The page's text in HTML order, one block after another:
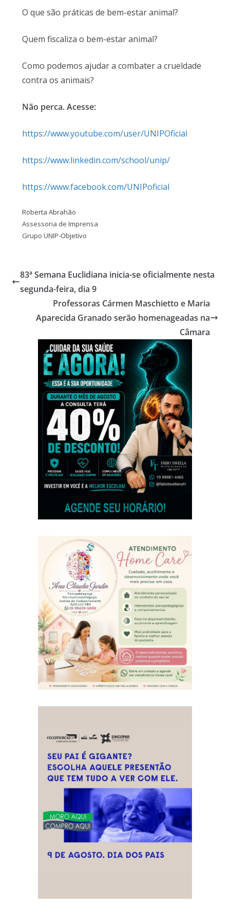
O que são práticas de bem-estar animal?
Quem fiscaliza o bem-estar animal?
Como podemos ajudar a combater a crueldade
contra os animais?
Não perca. Acesse:
https://www.youtube.com/user/UNIPOficial
https://www.linkedin.com/school/unip/
https://www.facebook.com/UNIPoficial
Roberta Abrahão
Assessoria de Imprensa
Grupo UNIP-Objetivo
83ª Semana Euclidiana inicia-se oficialmente nesta
segunda-feira, dia 9
Professoras Cármen Maschietto e Maria
Aparecida Granado serão homenageadas na
Câmara